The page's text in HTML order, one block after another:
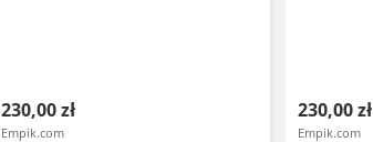
230,00 zł
Empik.com
230,00 zł
Empik.com